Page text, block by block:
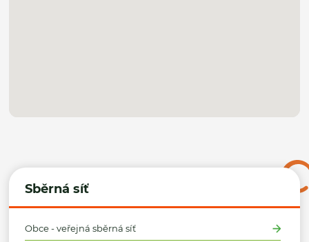
Sběrná síť
Obce - veřejná sběrná síť